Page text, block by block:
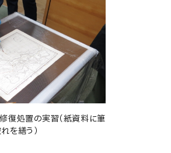
復処置の実習（紙資料に筆
を繕う）